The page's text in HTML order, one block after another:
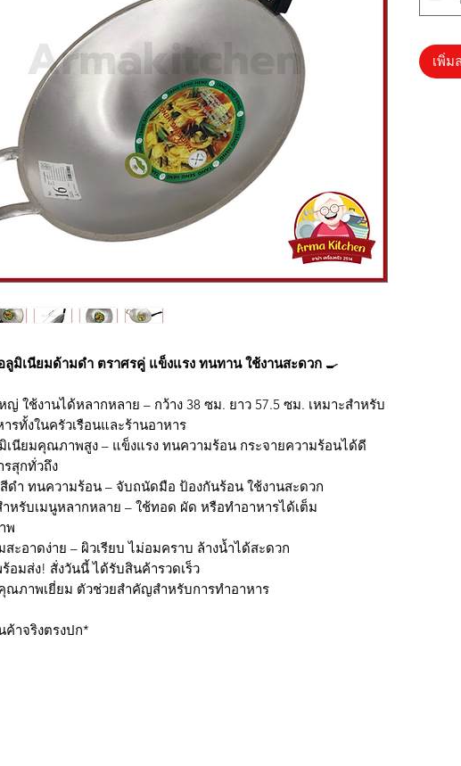
ลูมิเนียมด้ามดำ ตราศรคู่ แข็งแรง ทนทาน ใช้งานสะดวก 🍳
ใช้งานได้หลากหลาย – กว้าง 38 ซม. ยาว 57.5 ซม. เหมาะสำหรับ
รทั้งในครัวเรือนและร้านอาหาร
นียมคุณภาพสูง – แข็งแรง ทนความร้อน กระจายความร้อนได้ดี
รสุกทั่วถึง
ำ ทนความร้อน – จับถนัดมือ ป้องกันร้อน ใช้งานสะดวก
หรับเมนูหลากหลาย – ใช้ทอด ผัด หรือทำอาหารได้เต็ม
พ
ะอาดง่าย – ผิวเรียบ ไม่อมคราบ ล้างน้ำได้สะดวก
อมส่ง! สั่งวันนี้ ได้รับสินค้ารวดเร็ว
ณภาพเยี่ยม ตัวช่วยสำคัญสำหรับการทำอาหาร
าจริงตรงปก*
เพิ่ม